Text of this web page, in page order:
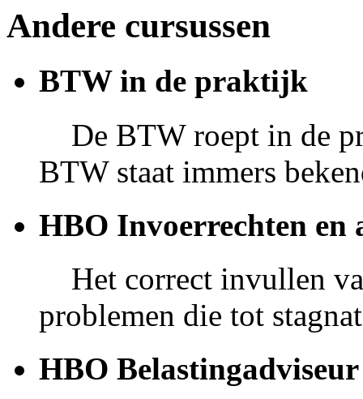
Andere cursussen
BTW in de praktijk
De BTW roept in de
BTW staat immers
HBO Invoerrechten en
Het correct invullen
problemen die tot
HBO Belastingadviseur